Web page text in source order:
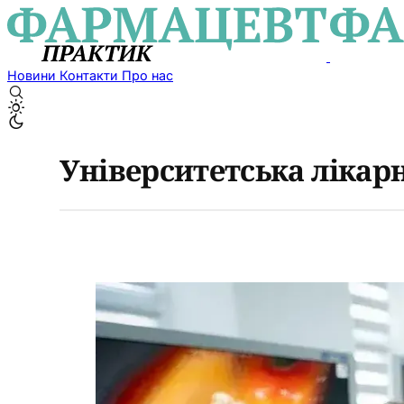
Новини Контакти Про нас
Університетська